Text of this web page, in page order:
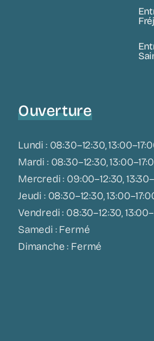
Ouverture
Lundi : 08:30–12:30,
Mardi : 08:30–12:30,
Mercredi : 09:00–12:30,
Jeudi : 08:30–12:30,
Vendredi : 08:30–12:30,
Samedi : Fermé
Dimanche : Fermé